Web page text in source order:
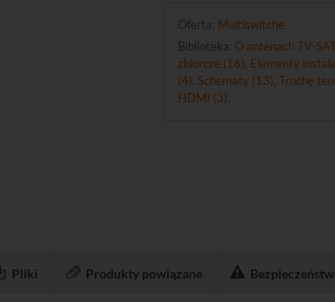
Oferta: Multiswitche
Biblioteka: O antenach TV-
zbiorcze (16) Elementy
(4) Schematy (13) ,Trochę
HDMI (3)
Pliki Produkty powiązane